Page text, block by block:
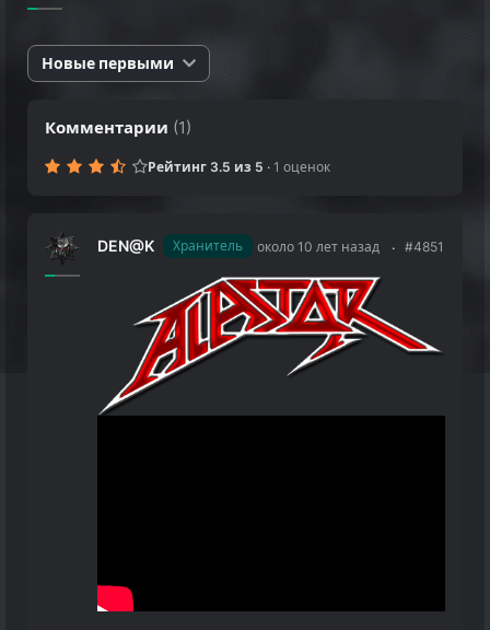
Новые первыми
Комментарии (1)
Рейтинг 3.5 из 5 · 1 оценок
DEN@K Хранитель около 10 лет назад #4851